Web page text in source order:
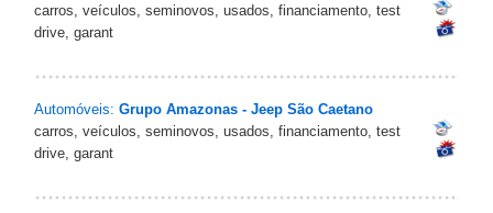
carros, veículos, seminovos, usados, financiamento, test
drive, garant
Automóveis: Grupo Amazonas - Jeep São Caetano
carros, veículos, seminovos, usados, financiamento, test
drive, garant